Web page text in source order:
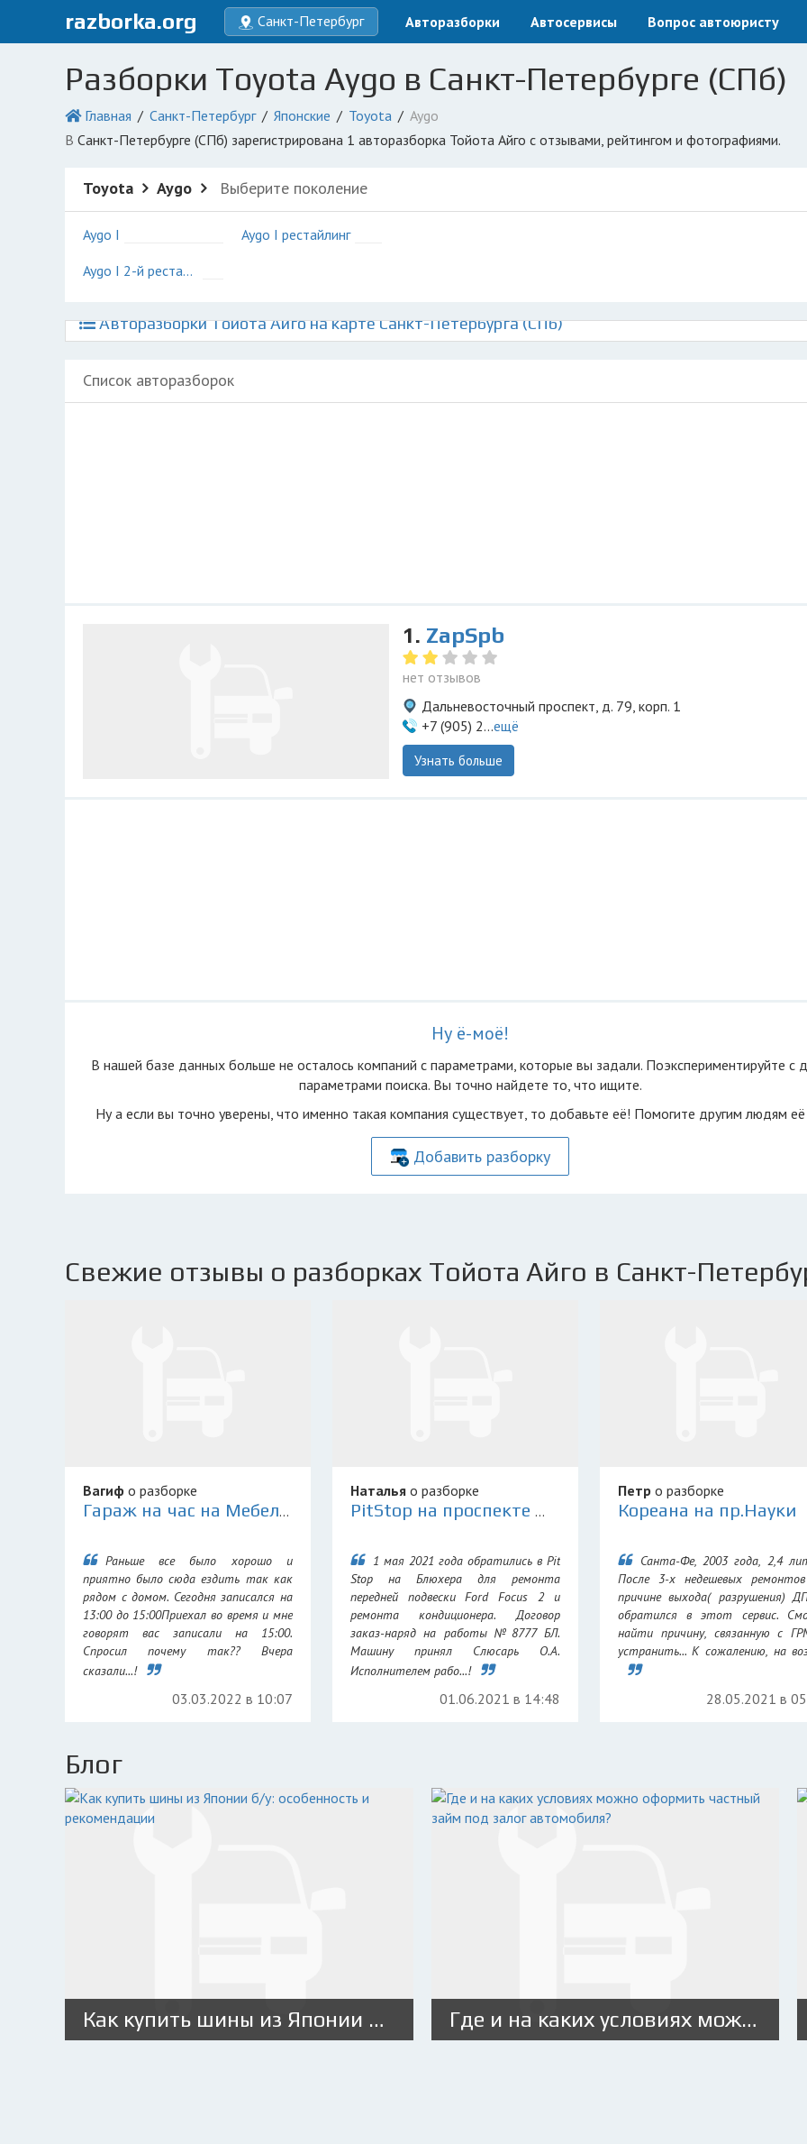
razborka.org Санкт-Петербург Авторазборки Автосервисы Вопрос автоюристу
Разборки Toyota Aygo в Санкт-Петербурге (СПб)
Главная Санкт-Петербург Японские Toyota
Aygo
в Санкт-Петербурге (СПб) зарегистрирована 1 авторазборка Тойота Айго с отзывами, рейтингом и фотографиями.
Toyota Aygo Выберите поколение
Aygo I
Aygo I 2-й рестайлинг
Aygo I рестайлинг
Авторазборки Тойота Айго на карте Санкт-Петербурга (СПб)
Список авторазборок
1. ZapSpb
нет отзывов
Дальневосточный проспект, д. 79, корп. 1
+7 (905) 2...ещё
Узнать больше
Ну ё-моё!
В нашей базе данных больше не осталоcь компаний с параметрами, которые вы задали. Поэкспериментируйте с
параметрами поиска. Вы точно найдете то, что ищите.
Ну а если вы точно уверены, что именно такая компания существует, то добавьте её! Помогите другим людям
Добавить разборку
Свежие отзывы о разборках Тойота Айго в Санкт-
Вагиф о разборке
Гараж на час на Мебельной
Раньше все было хорошо и
приятно было сюда ездить так как
рядом с домом. Сегодня записался на
13:00 до 15:00Приехал во время и мне
говорят вас записали на 15:00.
Спросил почему так?? Вчера
сказали...!
03.03.2022 в 10:07
Наталья о разборке
PitStop на проспекте Маршала Блюхера
1 мая 2021 года обратились в Pit
Stop на Блюхера для ремонта
передней подвески Ford Focus 2 и
ремонта кондиционера. Договор
заказ-наряд на работы №8777 БЛ.
Машину принял Слюсарь О.А.
Исполнителем рабо...!
01.06.2021 в 14:48
Петро разборке
Кореана на пр.Науки
Санта-Фе, 2003 года, 2,4
После 3-х недешевых
причине выхода( разрушения)
обратился в этот сервис.
найти причину, связанную с
устранить... К сожалению, на
28.05.2021 в
Блог
Как купить шины из Японии б/у: особенность и рекомендации Где и на каких условиях можно оформить частный займ под залог автомобиля?